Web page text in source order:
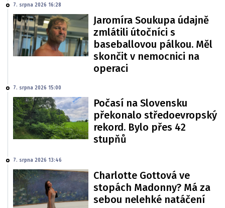
7. srpna 2026 16:28
Jaromíra Soukupa údajně
zmlátili útočníci s
baseballovou pálkou. Měl
skončit v nemocnici na
operaci
7. srpna 2026 15:00
Počasí na Slovensku
překonalo středoevropský
rekord. Bylo přes 42
stupňů
7. srpna 2026 13:46
Charlotte Gottová ve
stopách Madonny? Má za
sebou nelehké natáčení